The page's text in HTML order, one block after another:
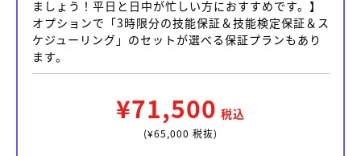
ましょう！平日と日中が忙しい方におすすめです。】
オプションで「3時限分の技能保証＆技能検定保証＆ス
ケジューリング」のセットが選べる保証プランもあり
ます。
¥71,500 税込
(¥65,000 税抜)